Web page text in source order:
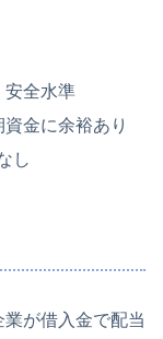
全水準
金に余裕あり
し
が借入金で配当